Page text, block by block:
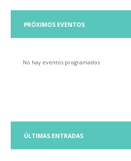
PRÓXIMOS EVENTOS
No hay eventos programados
ÚLTIMAS ENTRADAS